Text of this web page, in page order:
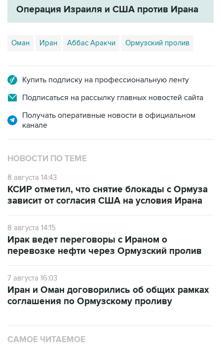
Операция Израиля и США против Ирана
Оман Иран Аббас Аракчи Ормузский пролив
Купить подписку на профессиональную ленту
Подписаться на рассылку главных новостей сайта
Получать оперативные новости в официальном
канале
НОВОСТИ ПО ТЕМЕ
8 августа 14:43
КСИР отметил, что снятие блокады с Ормуза
зависит от согласия США на условия Ирана
8 августа 14:15
Ирак ведет переговоры с Ираном о
перевозке нефти через Ормузский пролив
7 августа 16:03
Иран и Оман договорились об общих рамках
соглашения по Ормузскому проливу
САМОЕ ЧИТАЕМОЕ